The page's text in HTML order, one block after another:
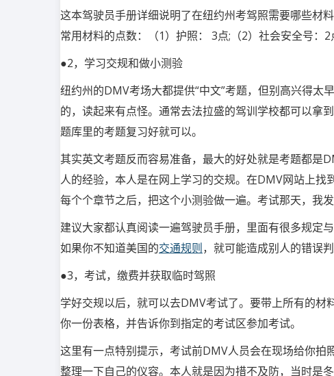
这本驾驶员手册详细说明了在纽约州考驾照需要哪些材
常用材料的点数：（1）护照： 3点;（2）社会安全号：
●2，学习交规和做小测验
纽约州的DMV考场大都提供“中文”考题，但别高兴得
的，读起来有点怪。通常去法拉盛的驾训学校都可以拿
题库里的考题复习好就可以。
其实英文考题反而容易准备，最大的好处就是考题都是
人的经验，本人是在网上学习的交规。在DMV网站上
每个个章节之后，把这个小测验做一遍。考试那天，我
建议大家都认真阅读一遍驾驶员手册，里面有很多规定
如果你不知道美国的交通规则，就可能造成别人的错误
●3，考试，缴费并获取临时驾照
学好交规以后，就可以去DMV考试了。要带上所有的
你一份表格，并告诉你到指定的考试区参加考试。
这里有一点特别提示，考试前DMV人员会在现场给你
整理一下自己的仪容。本人就是因为措不及防，当时是